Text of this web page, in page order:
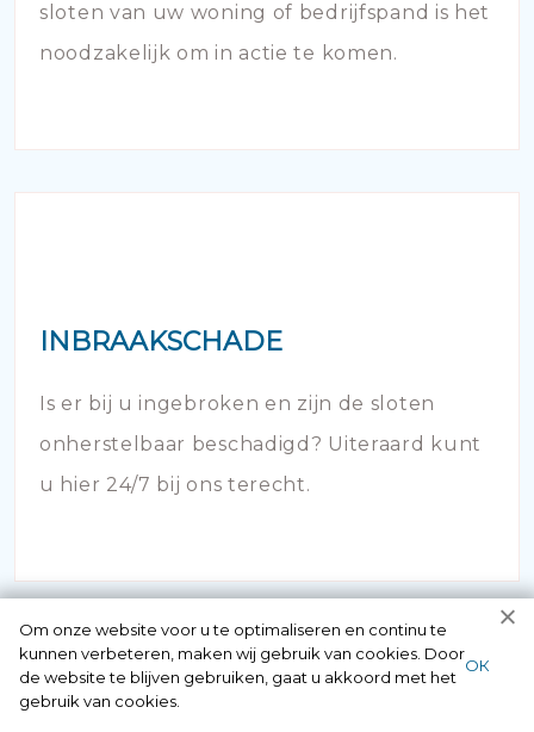
sloten van uw woning of bedrijfspand is het
noodzakelijk om in actie te komen.
INBRAAKSCHADE
Is er bij u ingebroken en zijn de sloten
onherstelbaar beschadigd? Uiteraard kunt
u hier 24/7 bij ons terecht.
Om onze website voor u te optimaliseren en continu te
kunnen verbeteren, maken wij gebruik van cookies. Door
de website te blijven gebruiken, gaat u akkoord met het
gebruik van cookies.
ОК